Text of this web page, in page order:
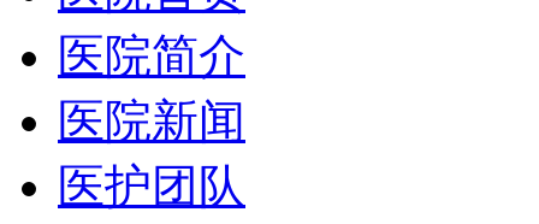
医院简介
医院新闻
医护团队